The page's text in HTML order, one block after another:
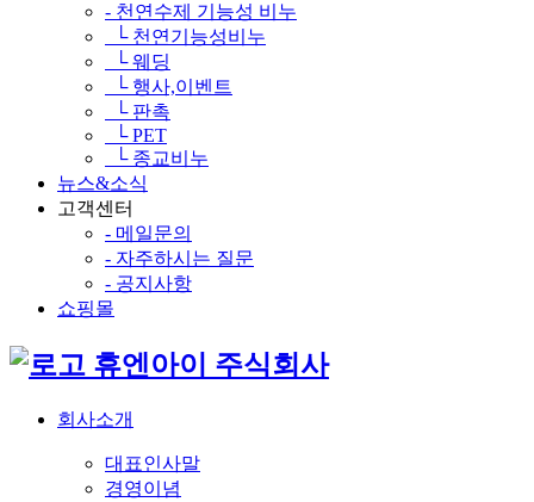
- 천연수제 기능성 비누
└ 천연기능성비누
└ 웨딩
└ 행사,이벤트
└ 판촉
└ PET
└ 종교비누
뉴스&소식
고객센터
- 메일문의
- 자주하시는 질문
- 공지사항
쇼핑몰
휴엔아이 주식회사
회사소개
대표인사말
경영이념